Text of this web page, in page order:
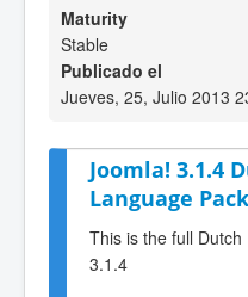
Maturity
Stable
Publicado el
Jueves, 25, Julio 2013
Joomla! 3.1.4
Language
This is the full
3.1.4